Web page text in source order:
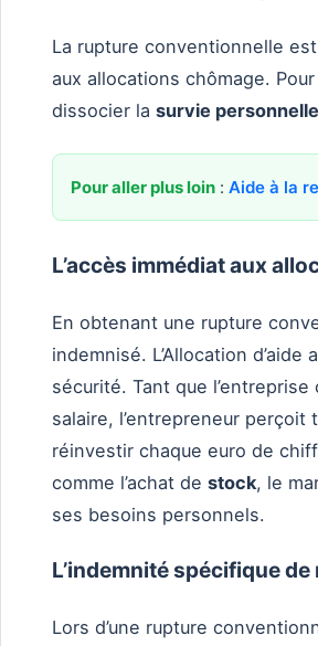
La rupture conventionnelle
aux allocations chômage.
dissocier la survie personnelle
Pour aller plus loin : Aide à la
L’accès immédiat aux
En obtenant une rupture
indemnisé. L’Allocation
sécurité. Tant que
salaire, l’entrepreneur
réinvestir chaque euro de
comme l’achat de stock, le
ses besoins personnels.
L’indemnité spécifique
Lors d’une rupture